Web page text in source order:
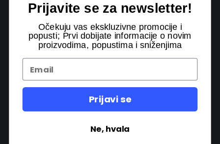
RADNO VREME
08:00 - 16:00h RADNIM DANIMA (kol centar)
KORISNIČKA PODRŠKA
Dostava
Zamena i povrat robe
Prijavite se za newsletter!
Očekuju vas ekskluzivne promocije i
popusti; Prvi dobijate informacije o novim
proizvodima, popustima i sniženjima
Prijavi se
Ne, hvala